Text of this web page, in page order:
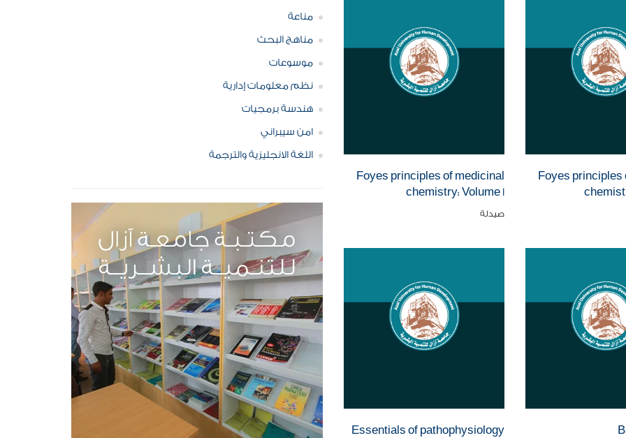
Foyes principles
Foyes principles of medicinal
chemistry: Volume 1
صيدلة
Essentials of pathophysiology
مناعة
مناهج البحث
موسوعات
نظم معلومات إدارية
هندسة برمجيات
امن سيبراني
اللغة الانجليزية والترجمة